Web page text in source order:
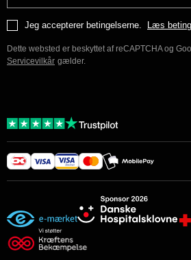
Jeg accepterer betingelserne. Læs
Dette websted er beskyttet af reCAPTCHA og
Servicevilkår gælder.